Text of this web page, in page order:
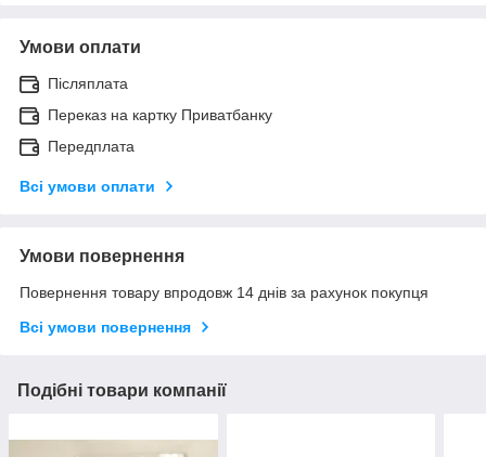
Умови оплати
Післяплата
Переказ на картку Приватбанку
Передплата
Всі умови оплати
Умови повернення
Повернення товару впродовж 14 днів за рахунок покупця
Всі умови повернення
Подібні товари компанії